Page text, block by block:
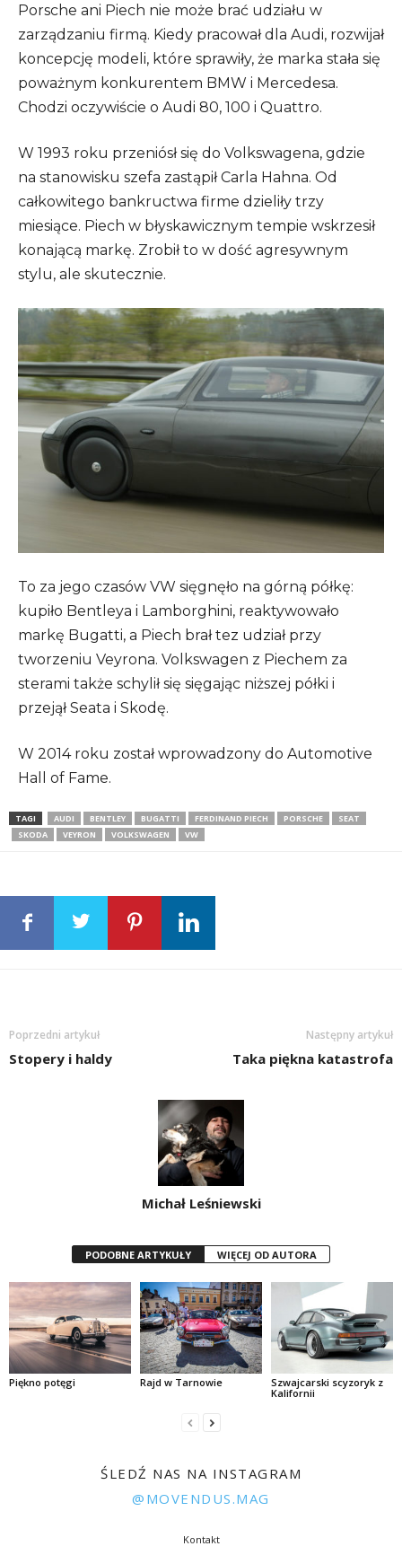
Porsche ani Piech nie może brać udziału w
zarządzaniu firmą. Kiedy pracował dla Audi, rozwijał
koncepcję modeli, które sprawiły, że marka stała się
poważnym konkurentem BMW i Mercedesa.
Chodzi oczywiście o Audi 80, 100 i Quattro.
W 1993 roku przeniósł się do Volkswagena, gdzie
na stanowisku szefa zastąpił Carla Hahna. Od
całkowitego bankructwa firme dzieliły trzy
miesiące. Piech w błyskawicznym tempie wskrzesił
konającą markę. Zrobił to w dość agresywnym
stylu, ale skutecznie.
To za jego czasów VW sięgnęło na górną półkę:
kupiło Bentleya i Lamborghini, reaktywowało
markę Bugatti, a Piech brał tez udział przy
tworzeniu Veyrona. Volkswagen z Piechem za
sterami także schylił się sięgając niższej półki i
przejął Seata i Skodę.
W 2014 roku został wprowadzony do Automotive
Hall of Fame.
TAGI AUDI BENTLEY BUGATTI FERDINAND PIECH PORSCHE
SEAT
SKODA
VEYRON VOLKSWAGEN VW
Poprzedni artykuł
Stopery i haldy
Następny artykuł
Taka piękna katastrofa
Michał Leśniewski
PODOBNE ARTYKUŁY WIĘCEJ OD AUTORA
Piękno potęgi Rajd w Tarnowie
Szwajcarski scyzoryk z
Kalifornii
ŚLEDŹ NAS NA INSTAGRAM
@MOVENDUS.MAG
Kontakt